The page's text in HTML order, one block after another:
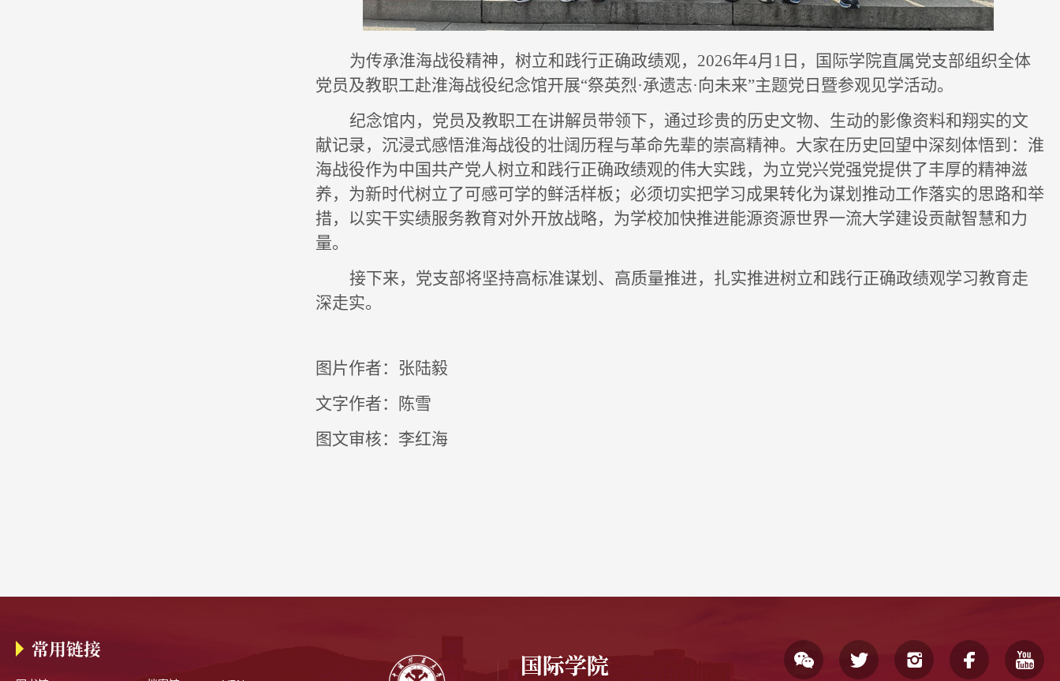
为传承淮海战役精神，树立和践行正确政绩观， 2026年4月1日，国际学院直属党支部组织全体
党员及教职工赴淮海战役纪念馆开展“祭英烈·承遗志·向未来”主题党日 暨参观见学活动。
纪念馆内，党员 及教职工在讲解员带领下， 通过珍贵的历史文物、生动的影像资料和翔实的文
献记录，沉浸式感悟淮海战役的壮阔历程与革命先辈的崇高精神。 大家在历史回望中深刻体悟到：淮
海战役作为中国共产党人树立和践行正确政绩观的伟大实践，为立党兴党强党提供了丰厚的精神滋
养，为新时代树立了可感可学的鲜活样板；必须切实把学习成果转化为谋划推动工作落实的思路和举
措，以实干实绩服务教育对外开放战略，为学校加快推进能源资源世界一流大学建设贡献智慧和力
量。
接下来，党支部将坚持高标准谋划、高质量推进，扎实推进树立和践行正确政绩观学习教育走
深走实。
图片作者：张陆毅
文字作者：陈雪
图文审核：李红海
常用链接